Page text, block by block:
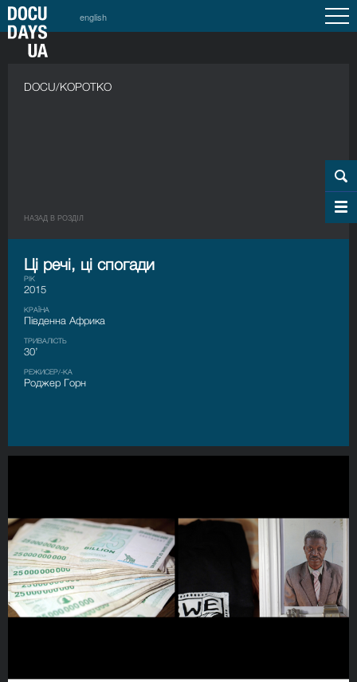
english
DOCU/КОРОТКО
НАЗАД В РОЗДIЛ
Ці речі, ці спогади
РІК
2015
КРАЇНА
Південна Африка
ТРИВАЛІСТЬ
30’
РЕЖИСЕР/-КА
Роджер Горн